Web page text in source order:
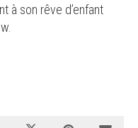
à son rêve d’enfant